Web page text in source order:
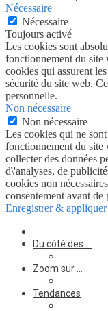
Nécessaire
Nécessaire
Toujours activé
Les cookies sont
fonctionnement du site
cookies qui assurent
sécurité du site web.
personnelle.
Non nécessaire
Non nécessaire
Les cookies qui ne
fonctionnement du site
collecter des données
d\'analyses, de
cookies non
consentement avant de
Enregistrer & appliquer
Du côté des …
Zoom sur …
Tendances